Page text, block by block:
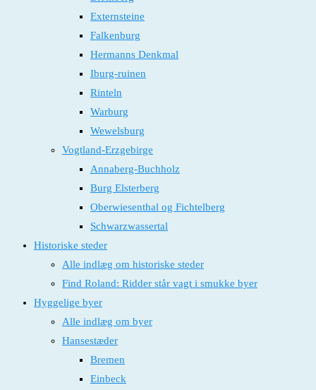
Externsteine
Falkenburg
Hermanns Denkmal
Iburg-ruinen
Rinteln
Warburg
Wewelsburg
Vogtland-Erzgebirge
Annaberg-Buchholz
Burg Elsterberg
Oberwiesenthal og Fichtelberg
Schwarzwassertal
Historiske steder
Alle indlæg om historiske steder
Find Roland: Ridder står vagt i smukke byer
Hyggelige byer
Alle indlæg om byer
Hansestæder
Bremen
Einbeck